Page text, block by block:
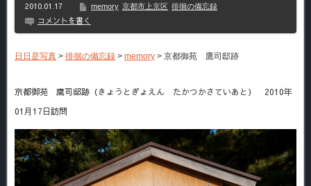
2010.01.17 memory 京都市上京区 徘徊の備忘録
コメントを書く
日日是写真 > 徘徊の備忘録 > memory > 京都御苑 鷹司邸跡
京都御苑 鷹司邸跡（きょうとぎょえん たかつかさていあと） 2010年
01月17日訪問